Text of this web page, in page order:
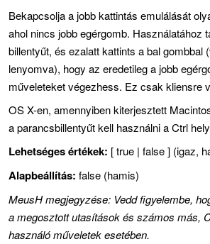
Bekapcsolja a jobb kattintás emulálását
ahol nincs jobb egérgomb. Használatához
billentyűt, és ezalatt kattints a bal gombbal
lenyomva), hogy az eredetileg a jobb
műveleteket végezhess. Ez csak kliensre
OS X-en, amennyiben kiterjesztett
a parancsbillentyűt kell használni a Ctrl
Lehetséges értékek: [ true | false ] (igaz,
Alapbeállítás: false (hamis)
MeusH megjegyzése: Vedd figyelembe,
a megosztott utasítások és számos más,
használó műveletek esetében.